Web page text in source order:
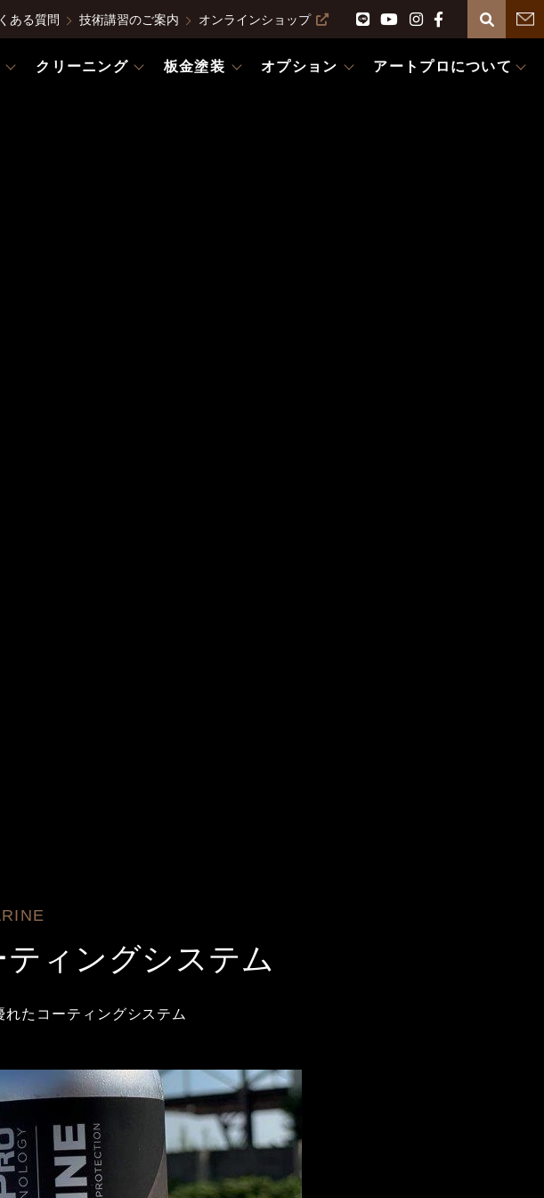
ある質問 技術講習のご案内 オンラインショップ
クリーニング 板金塗装 オプション アートプロについて
ィングシステム
たコーティングシステム